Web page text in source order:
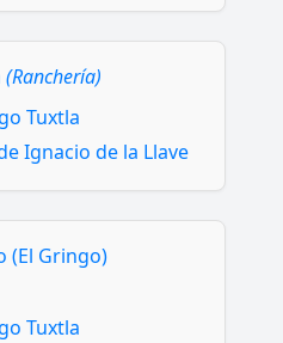
(Ranchería)
Tuxtla
Ignacio de la Llave
(El Gringo)
Tuxtla